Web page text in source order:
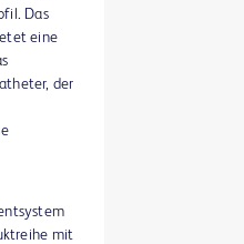
Das
eine
der
mit